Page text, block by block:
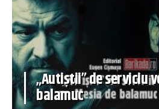
„Autiștii” de serviciu
balamuc